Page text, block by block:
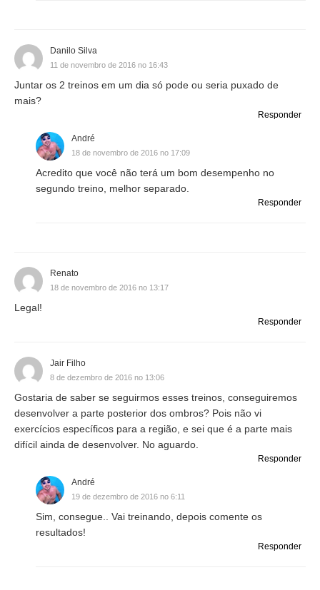
Danilo Silva
11 de novembro de 2016 no 16:43
Juntar os 2 treinos em um dia só pode ou seria puxado de
mais?
Responder
André
18 de novembro de 2016 no 17:09
Acredito que você não terá um bom desempenho no
segundo treino, melhor separado.
Responder
Renato
18 de novembro de 2016 no 13:17
Legal!
Responder
Jair Filho
8 de dezembro de 2016 no 13:06
Gostaria de saber se seguirmos esses treinos, conseguiremos
desenvolver a parte posterior dos ombros? Pois não vi
exercícios específicos para a região, e sei que é a parte mais
difícil ainda de desenvolver. No aguardo.
Responder
André
19 de dezembro de 2016 no 6:11
Sim, consegue.. Vai treinando, depois comente os
resultados!
Responder